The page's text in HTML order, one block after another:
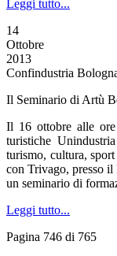
Leggi tutto...
14
Ottobre
2013
Confindustria
Il Seminario di Artù
Il 16 ottobre alle
turistiche
turismo, cultura,
con Trivago, presso
un seminario di
Leggi tutto...
Pagina 746 di 765